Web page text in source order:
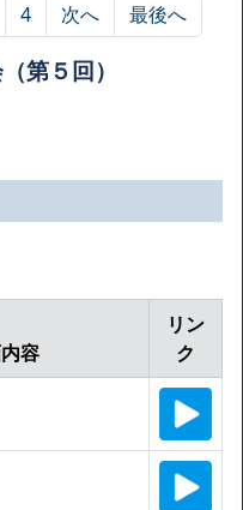
4 次へ 最後へ
第５回）
容
リン
ク